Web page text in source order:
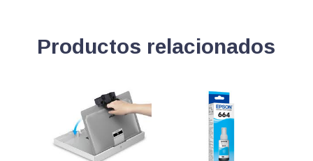
Productos relacionados